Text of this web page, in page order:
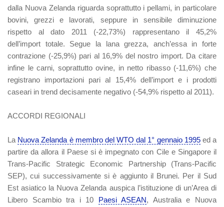
dalla Nuova Zelanda riguarda soprattutto i pellami, in particolare
bovini, grezzi e lavorati, seppure in sensibile diminuzione
rispetto al dato 2011 (-22,73%) rappresentano il 45,2%
dell’import totale. Segue la lana grezza, anch’essa in forte
contrazione (-25,9%) pari al 16,9% del nostro import. Da citare
infine le carni, soprattutto ovine, in netto ribasso (-11,6%) che
registrano importazioni pari al 15,4% dell’import e i prodotti
caseari in trend decisamente negativo (-54,9% rispetto al 2011).
ACCORDI REGIONALI
La Nuova Zelanda è membro del WTO dal 1° gennaio 1995ed a
partire da allora il Paese si è impegnato con Cile e Singapore il
Trans-Pacific Strategic Economic Partnership (Trans-Pacific
SEP), cui successivamente si è aggiunto il Brunei. Per il Sud
Est asiatico la Nuova Zelanda auspica l’istituzione di un’Area di
Libero Scambio tra i 10 Paesi ASEAN, Australia e Nuova